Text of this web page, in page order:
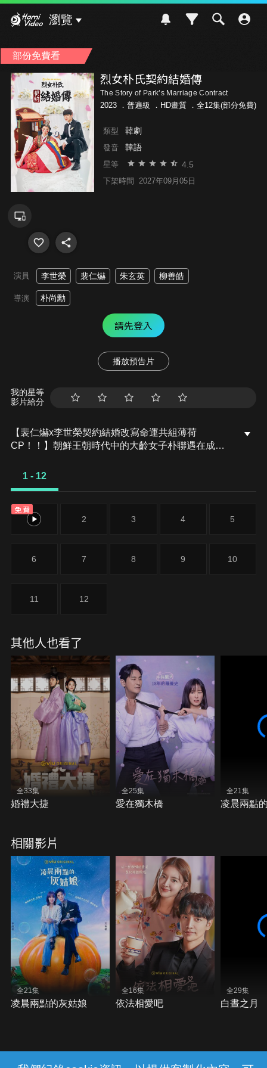
瀏覽
部份免費看
烈女朴氏契約結婚傳
The Story of Park’s Marriage Contract
2023 ． 普遍級 ．HD畫質 ．全12集(部分免費)
類型 韓劇
發音 韓語
星等 4.5
下架時間 2027年09月05日
演員 李世榮 裴仁爀 朱玄英 柳善皓
導演 朴尚勳
請先登入
播放預告片
我的星等
影片給分
【裴仁爀x李世榮契約結婚改寫命運共組薄荷
CP！！】朝鮮王朝時代中的大齡女子朴聯遇在成親
成親的古代丈夫樣貌相同的姜太河，單身主義的財閥
1 - 12
免費
1 2 3 4 5
6 7 8 9 10
11 12
其他人也看了
全33集
婚禮大捷
全25集
愛在獨木橋
全21集
凌晨兩點
相關影片
全21集
凌晨兩點的灰姑娘
全16集
依法相愛吧
全29集
白晝之月